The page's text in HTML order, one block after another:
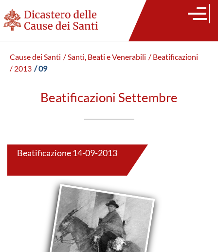
Cause dei Santi / Santi, Beati e Venerabili / Beatificazioni
/ 2013 / 09
Beatificazioni Settembre
Beatificazione 14-09-2013